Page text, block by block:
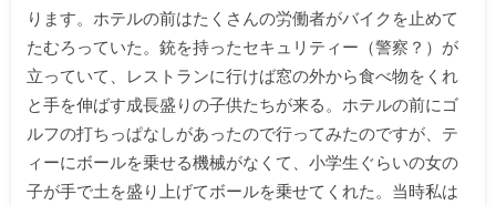
ります。ホテルの前はたくさんの労働者がバイクを止めて
たむろっていた。銃を持ったセキュリティー（警察？）が
立っていて、レストランに行けば窓の外から食べ物をくれ
と手を伸ばす成長盛りの子供たちが来る。ホテルの前にゴ
ルフの打ちっぱなしがあったので行ってみたのですが、テ
ィーにボールを乗せる機械がなくて、小学生ぐらいの女の
子が手で土を盛り上げてボールを乗せてくれた。当時私は